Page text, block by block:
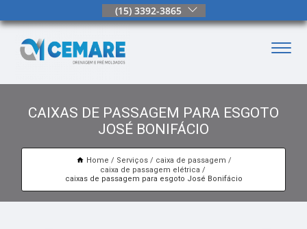
(15) 3392-3865
CAIXAS DE PASSAGEM PARA ESGOTO
JOSÉ BONIFÁCIO
Home Serviços
caixa de passagem
caixa de passagem elétrica
caixas de passagem para esgoto José Bonifácio